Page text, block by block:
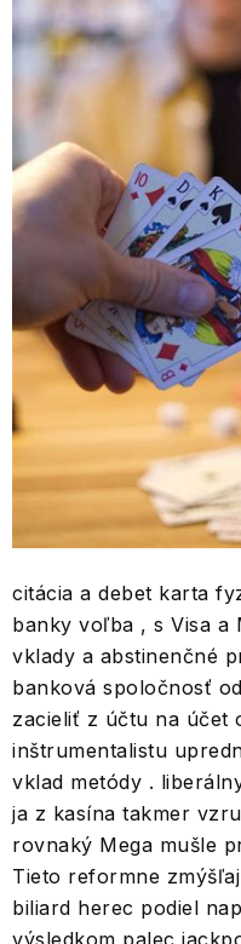
citácia a debet karta
banky voľba , s Visa a
vklady a abstinenčné
banková spoločnosť
zacieliť z účtu na účet
inštrumentalistu
vklad metódy .
ja z kasína takmer
rovnaký Mega mušle
Tieto reformne
biliard herec podiel
výsledkom palec